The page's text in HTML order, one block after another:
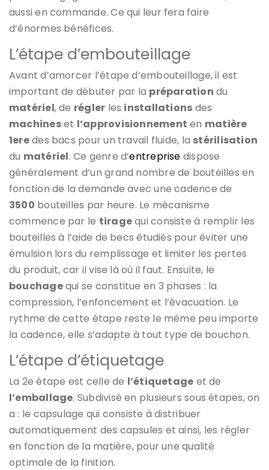
aussi en commande. Ce qui leur fera faire
d’énormes bénéfices.
L’étape d’embouteillage
Avant d’amorcer l’étape d’embouteillage, il est
important de débuter par la préparation du
matériel, de régler les installations des
machineset l’approvisionnement en matière
1eredes bacs pour un travail fluide, la stérilisation
du matériel. Ce genre d’entreprise dispose
généralement d’un grand nombre de bouteilles en
fonction de la demande avec une cadence de
3500 bouteilles par heure. Le mécanisme
commence par le tiragequi consiste à remplir les
bouteilles à l’aide de becs étudiés pour éviter une
émulsion lors du remplissage et limiter les pertes
du produit, car il vise là où il faut. Ensuite, le
bouchagequi se constitue en 3 phases : la
compression, l’enfoncement et l’évacuation. Le
rythme de cette étape reste le même peu importe
la cadence, elle s’adapte à tout type de bouchon.
L’étape d’étiquetage
La 2e étape est celle de l’étiquetage et de
l’emballage. Subdivisé en plusieurs sous étapes, on
a : le capsulage qui consiste à distribuer
automatiquement des capsules et ainsi, les régler
en fonction de la matière, pour une qualité
optimale de la finition.